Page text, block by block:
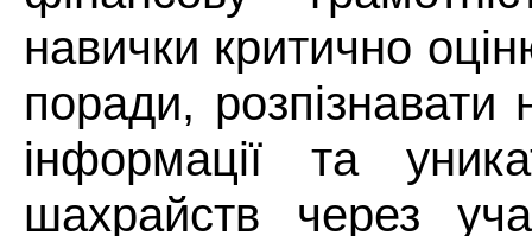
навички критично
поради, розпізнавати
інформації та
шахрайств через